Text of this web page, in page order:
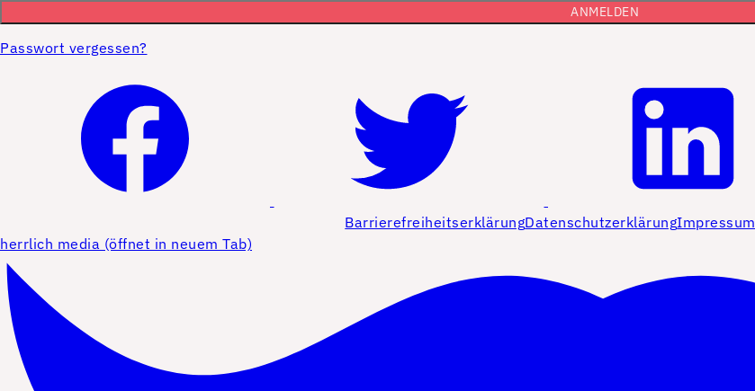
Passwort vergessen?
BarrierefreiheitserklärungDatenschutzerklärungImpressum
herrlich media (öffnet in neuem Tab)